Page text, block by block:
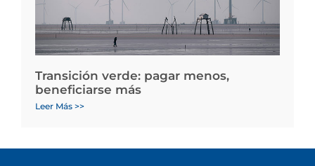
Transición verde: pagar menos,
beneficiarse más
Leer Más >>